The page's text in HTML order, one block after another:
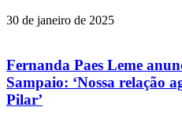
30 de janeiro de 2025
Fernanda Paes Leme
Sampaio: ‘Nossa relação
Pilar’